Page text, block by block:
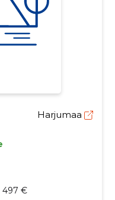
Harjumaa
497 €